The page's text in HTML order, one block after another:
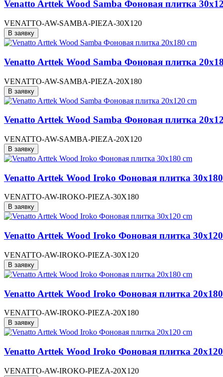
Venatto Arttek Wood Samba Фоновая плитка
VENATTO-AW-SAMBA-PIEZA-30X120
В заявку
Venatto Arttek Wood Samba Фоновая плитка
VENATTO-AW-SAMBA-PIEZA-20X180
В заявку
Venatto Arttek Wood Samba Фоновая плитка
VENATTO-AW-SAMBA-PIEZA-20X120
В заявку
Venatto Arttek Wood Iroko Фоновая плитка
VENATTO-AW-IROKO-PIEZA-30X180
В заявку
Venatto Arttek Wood Iroko Фоновая плитка
VENATTO-AW-IROKO-PIEZA-30X120
В заявку
Venatto Arttek Wood Iroko Фоновая плитка
VENATTO-AW-IROKO-PIEZA-20X180
В заявку
Venatto Arttek Wood Iroko Фоновая плитка
VENATTO-AW-IROKO-PIEZA-20X120